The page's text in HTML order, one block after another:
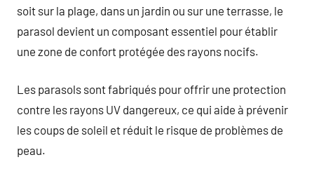
soit sur la plage, dans un jardin ou sur une terrasse, le
parasol devient un composant essentiel pour établir
une zone de confort protégée des rayons nocifs.
Les parasols sont fabriqués pour offrir une protection
contre les rayons UV dangereux, ce qui aide à prévenir
les coups de soleil et réduit le risque de problèmes de
peau.